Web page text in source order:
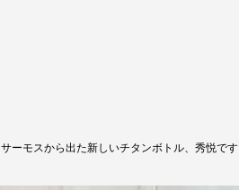
サーモスから出た新しいチタンボトル、秀悦です